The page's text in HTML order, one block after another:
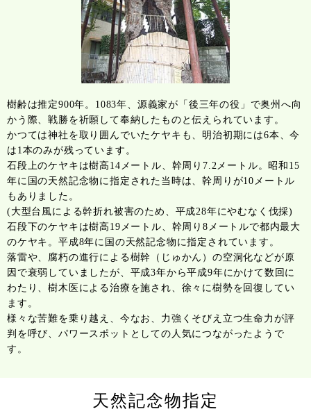
樹齢は推定900年。1083年、源義家が「後三年の役」で奥州へ向
かう際、戦勝を祈願して奉納したものと伝えられています。
かつては神社を取り囲んでいたケヤキも、明治初期には6本、今
は1本のみが残っています。
石段上のケヤキは樹高14メートル、幹周り7.2メートル。昭和15
年に国の天然記念物に指定された当時は、幹周りが10メートル
もありました。
(大型台風による幹折れ被害のため、平成28年にやむなく伐採)
石段下のケヤキは樹高19メートル、幹周り8メートルで都内最大
のケヤキ。平成8年に国の天然記念物に指定されています。
落雷や、腐朽の進行による樹幹（じゅかん）の空洞化などが原
因で衰弱していましたが、平成3年から平成9年にかけて数回に
わたり、樹木医による治療を施され、徐々に樹勢を回復してい
ます。
様々な苦難を乗り越え、今なお、力強くそびえ立つ生命力が評
判を呼び、パワースポットとしての人気につながったようで
す。
天然記念物指定